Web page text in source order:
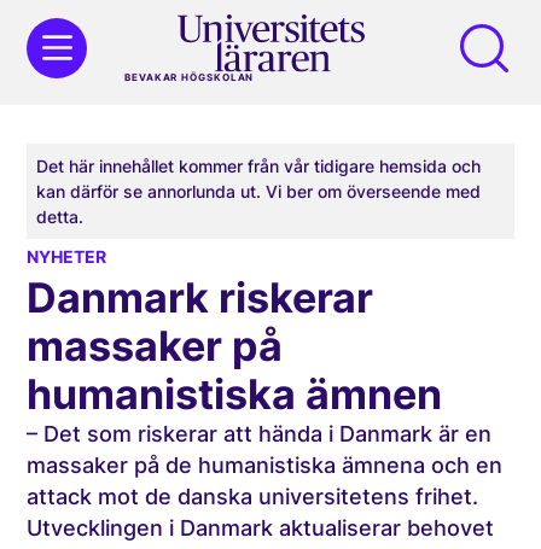
BEVAKAR HÖGSKOLAN
Det här innehållet kommer från vår tidigare hemsida och
kan därför se annorlunda ut. Vi ber om överseende med
detta.
NYHETER
Danmark riskerar
massaker på
humanistiska ämnen
– Det som riskerar att hända i Danmark är en
massaker på de humanistiska ämnena och en
attack mot de danska universitetens frihet.
Utvecklingen i Danmark aktualiserar behovet